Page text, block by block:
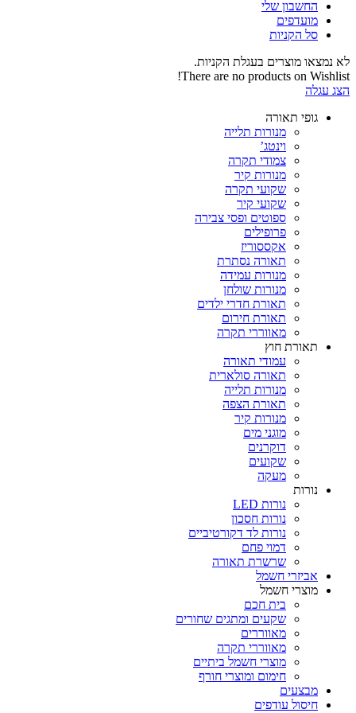
החשבון שלי‬
‫מועדפים‬‬
סל הקניות
לא נמצאו מוצרים בעגלת הקניות.
There are no products on Wishlist!
הצג עגלה
גופי תאורה
מנורות תלייה
וינטג’
צמודי תקרה
מנורות קיר
שקועי תקרה
שקועי קיר
ספוטים ופסי צבירה
פרופילים
אקססוריז
תאורה נסתרת
מנורות עמידה
מנורות שולחן
תאורת חדרי ילדים
תאורת חירום
מאווררי תקרה
תאורת חוץ
עמודי תאורה
תאורה סולארית
מנורות תלייה
תאורת הצפה
מנורות קיר
מוגני מים
דוקרנים
שקועים
מעקה
נורות
נורות LED
נורות חסכון
נורות לד דקורטיביים
דמוי פחם
שרשרת תאורה
אביזרי חשמל
מוצרי חשמל
בית חכם
שקעים ומתגים שחורים
מאווררים
מאווררי תקרה
מוצרי חשמל ביתיים
חימום ומוצרי חורף
מבצעים
חיסול עודפים